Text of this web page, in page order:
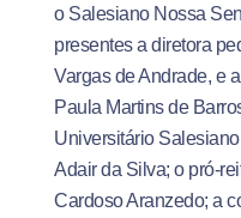
o Salesiano Nossa
presentes a diretora
Vargas de Andrade, e
Paula Martins de
Universitário
Adair da Silva; o pró-
Cardoso Aranzedo; a